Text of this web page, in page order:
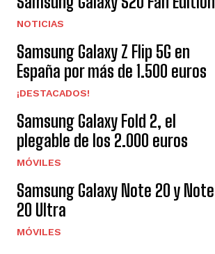
NOTICIAS
Samsung Galaxy Z Flip 5G en
España por más de 1.500 euros
¡DESTACADOS!
Samsung Galaxy Fold 2, el
plegable de los 2.000 euros
MÓVILES
Samsung Galaxy Note 20 y Note
20 Ultra
MÓVILES